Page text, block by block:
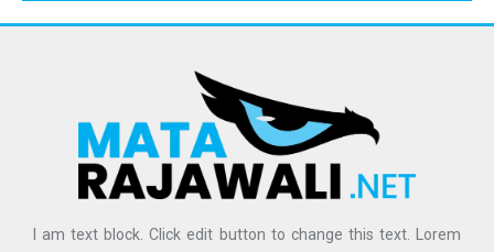
I am text block. Click edit button to change this text. Lorem